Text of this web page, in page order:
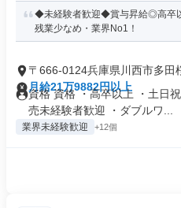
◆未経験者歓迎◆賞与昇給◎高卒
残業少なめ・業界No1！
〒666-0124兵庫県川西市多田
月給21万9882円以上
資格 資格 ・高卒以上 ・土日
売未経験者歓迎 ・ダブルワ...
業界未経験歓迎 +12個